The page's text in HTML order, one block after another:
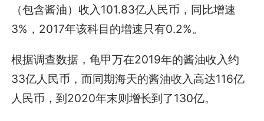
（包含酱油）收入101.83亿人民币，同比增速
3%，2017年该科目的增速只有0.2%。
根据调查数据，龟甲万在2019年的酱油收入约
33亿人民币，而同期海天的酱油收入高达116亿
人民币，到2020年末则增长到了130亿。